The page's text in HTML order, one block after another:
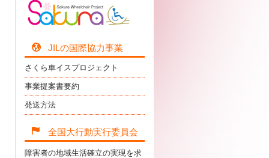
JILの国際協力事業
さくら車イスプロジェクト
事業提案書要約
発送方法
全国大行動実行委員会
障害者の地域生活確立の実現を求